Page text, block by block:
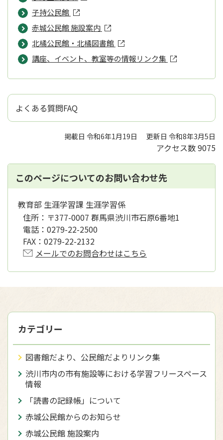
子持公民館
赤城公民館 施設案内
北橘公民館・北橘図書館
講座、イベント、教室等の情報リンク集
よくある質問FAQ
掲載日 令和6年1月19日 更新日 令和8年3月5日
アクセス数9075
このページについてのお問い合わせ先
教育部 生涯学習課 生涯学習係
住所： 〒377-0007 群馬県渋川市石原6番地1
電話： 0279-22-2500
FAX： 0279-22-2132
メールでのお問合わせはこちら
カテゴリー
図書館だより、公民館だよりリンク集
渋川市内の市有施設等における学習フリースペース
情報
「読書の記録帳」について
赤城公民館からのお知らせ
赤城公民館 施設案内